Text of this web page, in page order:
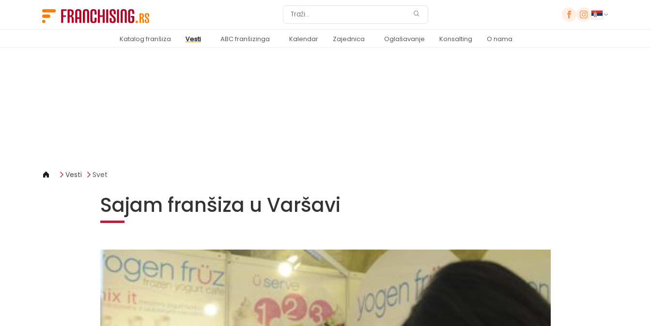
Katalog franšiza Vesti ABC franšizinga Kalendar Zajednica Oglašavanje Konsalting O nama
Vesti Svet
Sajam franšiza u Varšavi